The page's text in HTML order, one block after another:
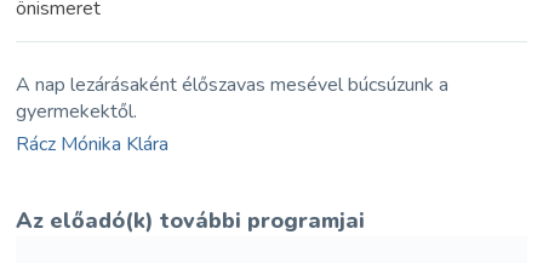
önismeret
A nap lezárásaként élőszavas mesével búcsúzunk a
gyermekektől.
Rácz Mónika Klára
Az előadó(k) további programjai